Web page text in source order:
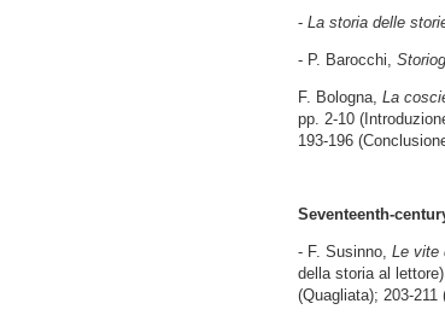
- La storia delle
- P. Barocchi,
F. Bologna, La
pp. 2-10
193-196
Seventeenth-
- F. Susinno, Le vite
della storia al
(Quagliata); 203-